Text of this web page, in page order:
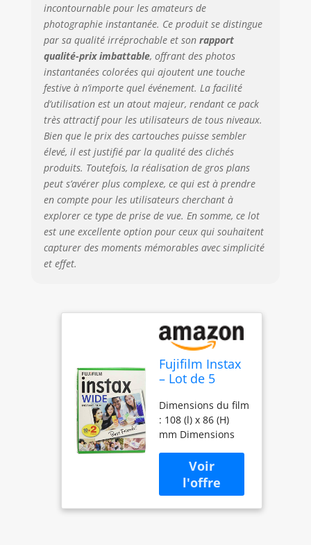
incontournable pour les amateurs de
photographie instantanée. Ce produit se distingue
par sa qualité irréprochable et son rapport
qualité-prix imbattable, offrant des photos
instantanées colorées qui ajoutent une touche
festive à n’importe quel événement. La facilité
d’utilisation est un atout majeur, rendant ce pack
très attractif pour les utilisateurs de tous niveaux.
Bien que le prix des cartouches puisse sembler
élevé, il est justifié par la qualité des clichés
produits. Toutefois, la réalisation de gros plans
peut s’avérer plus complexe, ce qui est à prendre
en compte pour les utilisateurs cherchant à
explorer ce type de prise de vue. En somme, ce lot
est une excellente option pour ceux qui souhaitent
capturer des moments mémorables avec simplicité
et effet.
Fujifilm Instax
– Lot de 5
pellicules (100
photos format
large) pour Fuji
Instax 210
Dimensions du film
: 108 (l) x 86 (H)
mm Dimensions
62 (H) mm
Quantité: 20 pièces